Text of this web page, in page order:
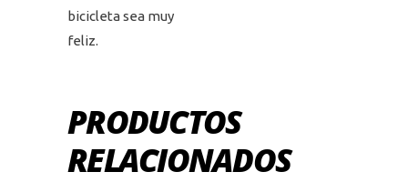
bicicleta sea muy
feliz.
PRODUCTOS
RELACIONADOS